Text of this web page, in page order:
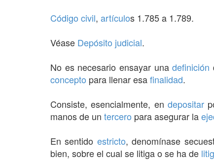
Código civil, artículos 1.785 a 1.789.
Véase Depósito judicial.
No es necesario ensayar unadefinición
concepto para llenar esafinalidad.
Consiste, esencialmente, en depositar
manos de un tercero para asegurar la
En sentido estricto, denomínase
bien, sobre el cual se litiga o se ha de